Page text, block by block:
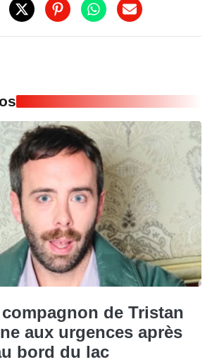
de Tristan
aux urgences après
bord du lac